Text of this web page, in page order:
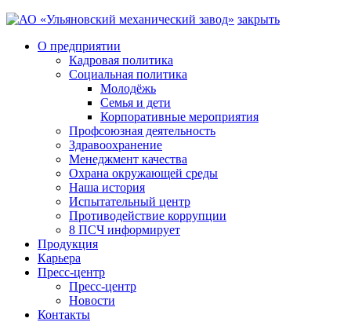
закрыть
О предприятии
Кадровая политика
Социальная политика
Молодёжь
Семья и дети
Корпоративные мероприятия
Профсоюзная деятельность
Здравоохранение
Менеджмент качества
Охрана окружающей среды
Наша история
Испытательный центр
Противодействие коррупции
8 ПСЧ информирует
Продукция
Карьера
Пресс-центр
Пресс-центр
Новости
Контакты